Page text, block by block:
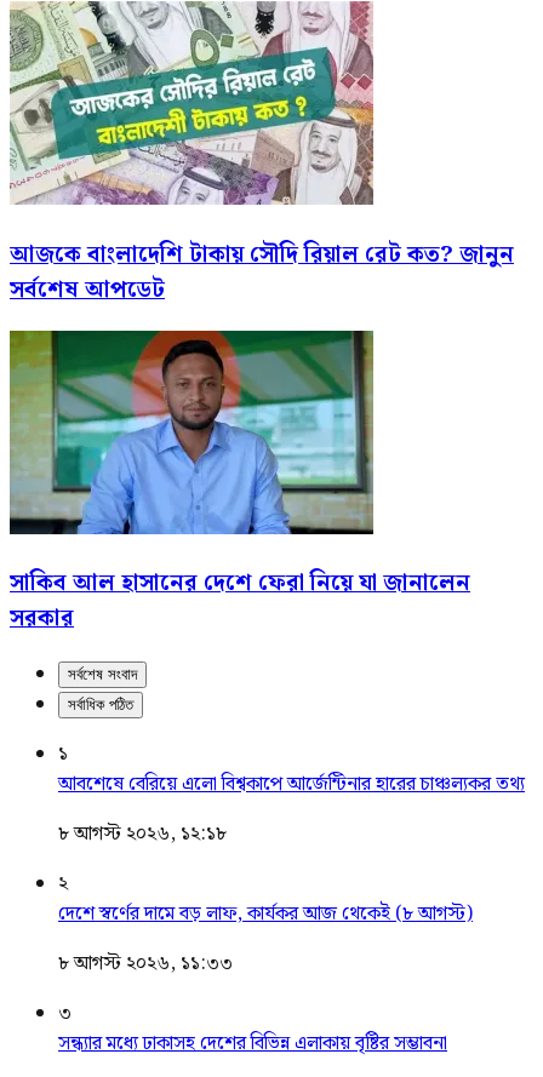
আজকে বাংলাদেশি টাকায় সৌদি রিয়াল রেট কত? জানুন
সর্বশেষ আপডেট
সাকিব আল হাসানের দেশে ফেরা নিয়ে যা জানালেন
সরকার
সর্বশেষ সংবাদ
সর্বাধিক পঠিত
১
আবশেষে বেরিয়ে এলো বিশ্বকাপে আর্জেন্টিনার হারের চাঞ্চল্যকর তথ্য
৮ আগস্ট ২০২৬, ১২:১৮
২
দেশে স্বর্ণের দামে বড় লাফ, কার্যকর আজ থেকেই (৮ আগস্ট)
৮ আগস্ট ২০২৬, ১১:৩৩
৩
সন্ধ্যার মধ্যে ঢাকাসহ দেশের বিভিন্ন এলাকায় বৃষ্টির সম্ভাবনা